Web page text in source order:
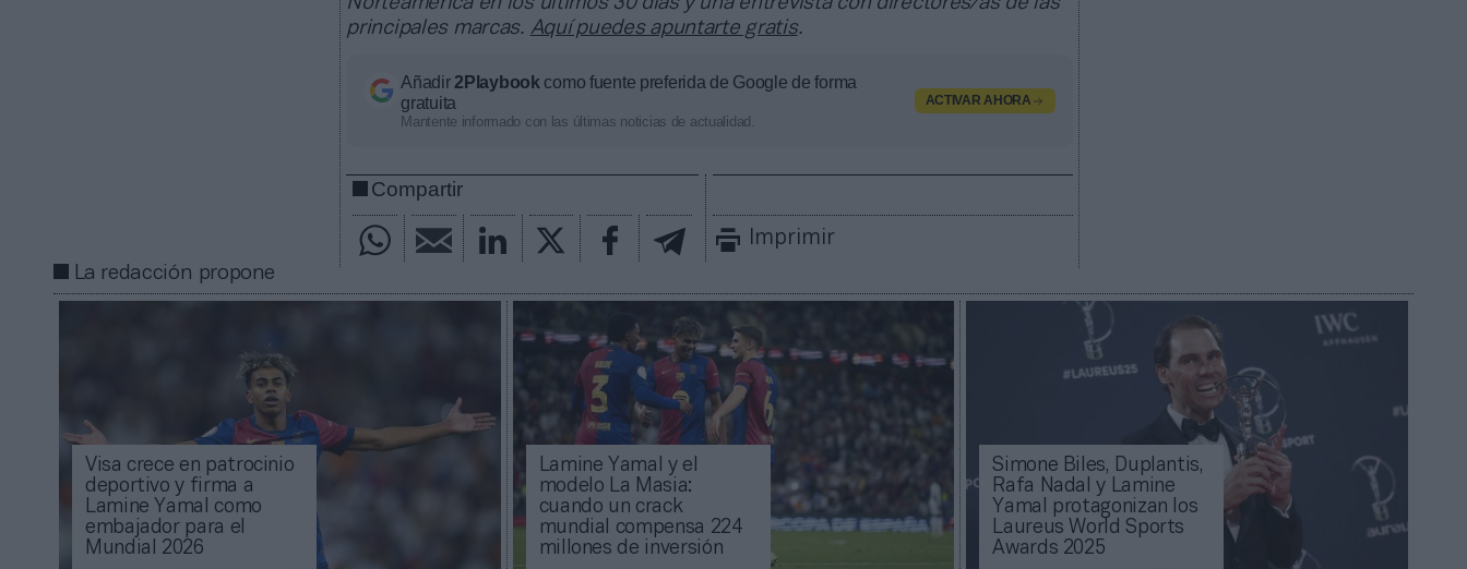
principales marcas. Aquí puedes apuntarte gratis.
Añadir2Playbook como fuente preferida de Google de forma
gratuita
Mantente informado con las últimas noticias de actualidad.
ACTIVAR AHORA
Compartir
Imprimir
La redacción propone
Visa crece en patrocinio
deportivo y firma a
Lamine Yamal como
embajador para el
Mundial 2026
Lamine Yamal y el
modelo La Masia:
cuando un crack
mundial compensa 224
millones de inversión
Simone Biles, Duplantis,
Rafa Nadal y Lamine
Yamal protagonizan los
Laureus World Sports
Awards 2025